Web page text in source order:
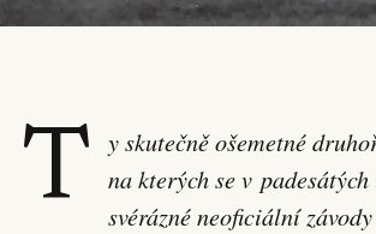
T y skutečně ošemetné
na kterých se v
svérázné neoficiální